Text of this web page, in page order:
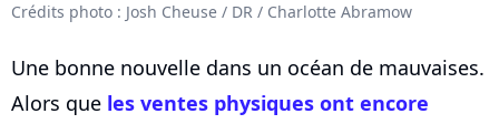
Crédits photo : Josh Cheuse / DR / Charlotte Abramow
Une bonne nouvelle dans un océan de mauvaises.
Alors que les ventes physiques ont encore